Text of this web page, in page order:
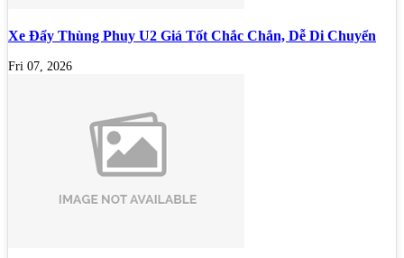
Xe Đẩy Thùng Phuy U2 Giá Tốt Chắc Chắn, Dễ Di Chuyển
Fri 07, 2026